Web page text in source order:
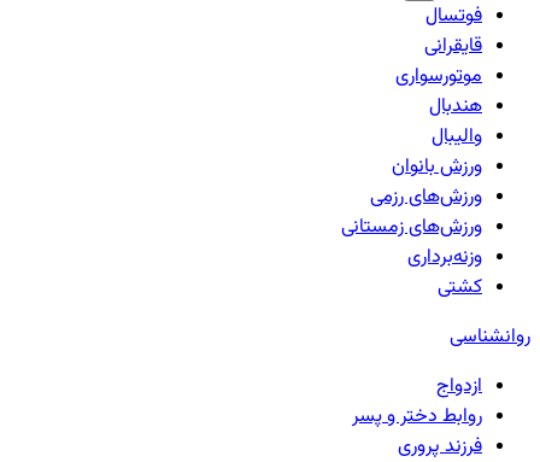
فوتسال
قایقرانی
موتورسواری
هندبال
والیبال
ورزش بانوان
ورزش‌های رزمی
ورزش‌های زمستانی
وزنه‌برداری
کشتی
روانشناسی
ازدواج
روابط دختر و پسر
فرزند پروری